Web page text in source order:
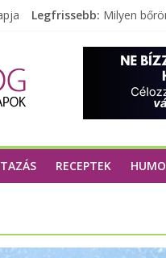
Legfrissebb: A zöld
Elérhető
Tartalék
RECEPTEK